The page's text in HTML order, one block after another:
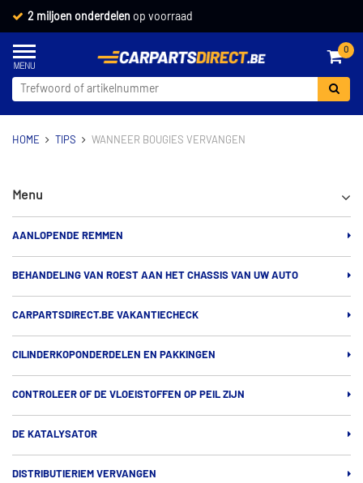
2 miljoen onderdelen op voorraad
0
HOME TIPS WANNEER BOUGIES VERVANGEN
Menu
AANLOPENDE REMMEN
BEHANDELING VAN ROEST AAN HET CHASSIS VAN UW AUTO
CARPARTSDIRECT.BE VAKANTIECHECK
CILINDERKOPONDERDELEN EN PAKKINGEN
CONTROLEER OF DE VLOEISTOFFEN OP PEIL ZIJN
DE KATALYSATOR
DISTRIBUTIERIEM VERVANGEN